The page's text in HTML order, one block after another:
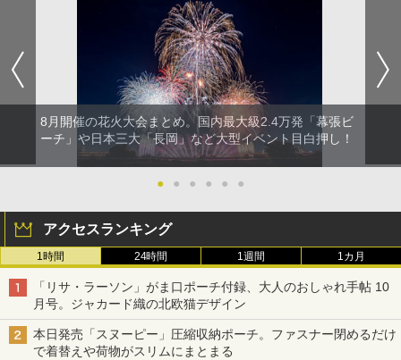
8月開催の花火大会まとめ。国内最大級2.4万発「幕張ビ
ーチ」や日本三大「長岡」など大型イベント目白押し！
● ● ● ● ● ●
アクセスランキング
1時間 24時間 1週間 1カ月
「リサ・ラーソン」がま口ポーチ付録、大人のおしゃれ手帖 10
月号。ジャカード織の北欧猫デザイン
本日発売「スヌーピー」圧縮収納ポーチ。ファスナー閉めるだけ
で着替えや荷物がスリムにまとまる